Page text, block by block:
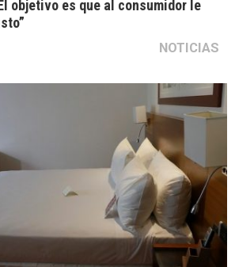
objetivo es que al consumidor le
NOTICIAS